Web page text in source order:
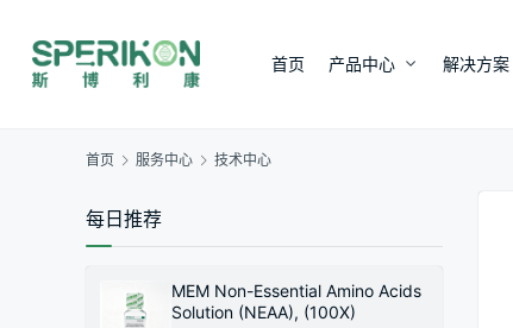
首页 产品中心 解决方案
首页 服务中心 技术中心
每日推荐
MEM Non-Essential Amino Acids
Solution (NEAA), (100X)